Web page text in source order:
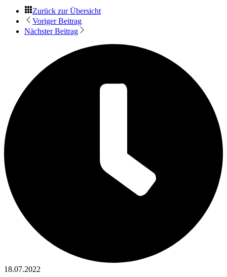
Zurück zur Übersicht
Voriger Beitrag
Nächster Beitrag
18.07.2022